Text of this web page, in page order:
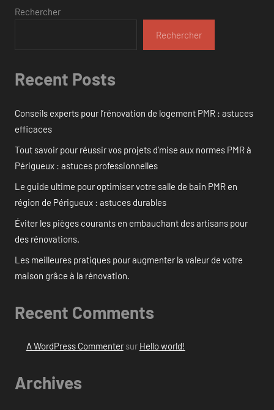
Rechercher
Rechercher
Recent Posts
Conseils experts pour l’rénovation de logement PMR : astuces
efficaces
Tout savoir pour réussir vos projets d’mise aux normes PMR à
Périgueux : astuces professionnelles
Le guide ultime pour optimiser votre salle de bain PMR en
région de Périgueux : astuces durables
Éviter les pièges courants en embauchant des artisans pour
des rénovations.
Les meilleures pratiques pour augmenter la valeur de votre
maison grâce à la rénovation.
Recent Comments
A WordPress Commentersur Hello world!
Archives